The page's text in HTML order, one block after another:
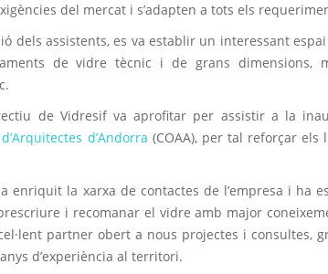
del mercat i s’adapten a tots els
dels assistents, es va establir un interessant
de vidre tècnic i de grans dimensions,
de Vidresif va aprofitar per assistir a la
d’Andorra (COAA), per tal reforçar
enriquit la xarxa de contactes de l’empresa i ha
i recomanar el vidre amb major
partner obert a nous projectes i consultes,
d’experiència al territori.